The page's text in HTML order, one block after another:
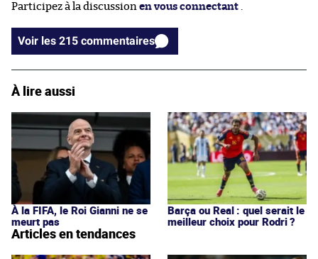
Participez à la discussion en vous connectant
Voir les 215 commentaires
À lire aussi
À la FIFA, le Roi Gianni ne se
meurt pas
Barça ou Real : quel serait le
meilleur choix pour Rodri ?
Articles en tendances